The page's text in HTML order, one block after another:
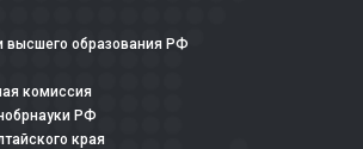
высшего образования РФ
комиссия
РФ
края